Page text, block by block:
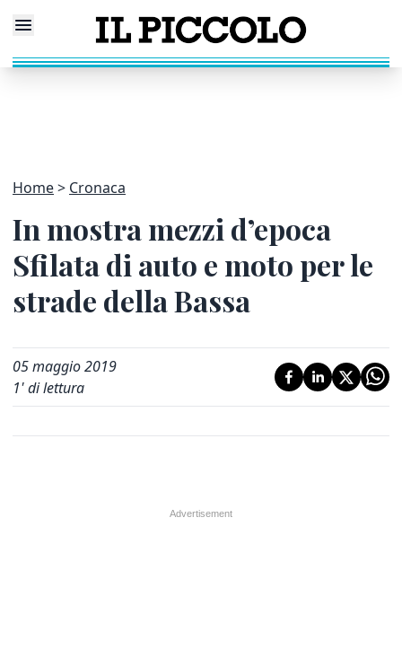
Home Cronaca
In mostra mezzi d’epoca
Sfilata di auto e moto per le
strade della Bassa
05 maggio 2019
1' di lettura